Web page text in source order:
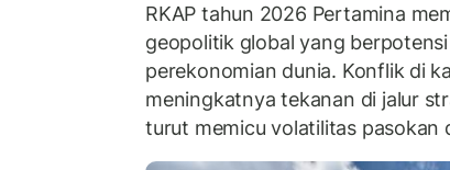
RKAP tahun 2026 Pertamina
geopolitik global yang
perekonomian dunia. Konflik di
meningkatnya tekanan di jalur
turut memicu volatilitas pasokan